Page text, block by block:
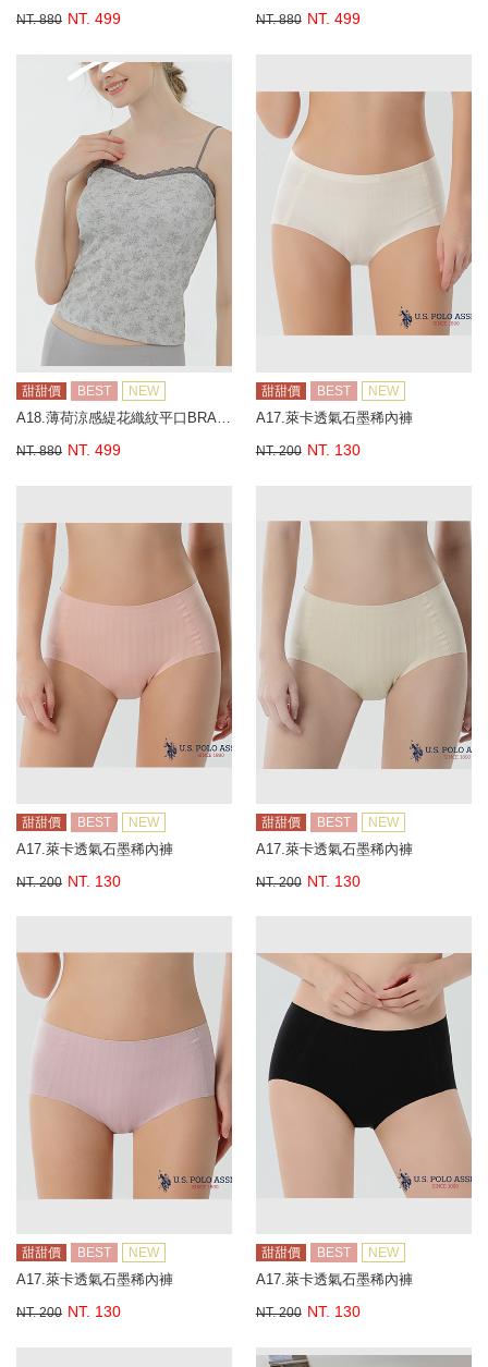
NT. 880 NT. 499 NT. 880 NT. 499
甜甜價 BEST NEW
A18.薄荷涼感緹花織紋平口BRA背心
NT. 880 NT. 499
甜甜價 BEST NEW
A17.萊卡透氣石墨稀內褲
NT. 200 NT. 130
甜甜價 BEST NEW
A17.萊卡透氣石墨稀內褲
NT. 200 NT. 130
甜甜價 BEST NEW
A17.萊卡透氣石墨稀內褲
NT. 200 NT. 130
甜甜價 BEST NEW
A17.萊卡透氣石墨稀內褲
NT. 200 NT. 130
甜甜價 BEST NEW
A17.萊卡透氣石墨稀內褲
NT. 200 NT. 130